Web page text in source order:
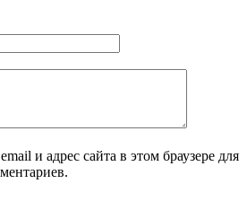
и адрес сайта в этом браузере для